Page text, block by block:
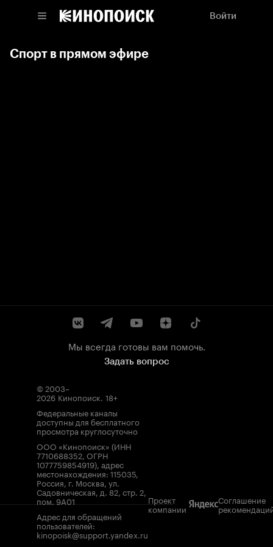
Войти
Спорт в прямом эфире
Мы всегда готовы вам помочь.
Задать вопрос
© 2003–
2026 Кинопоиск. 18+
Федеральные каналы
доступны для бесплатного
просмотра круглосуточно
ООО «Кинопоиск» (ИНН
7710688352, ОГРН
1077759854919), адрес
местонахождения: 115035,
Россия, г. Москва, ул.
Садовническая, д. 82, стр. 2,
пом. 9А01
Адрес для обращений
пользователей:
kinopoisk@support.yandex.ru
Проект
компании
Соглашение